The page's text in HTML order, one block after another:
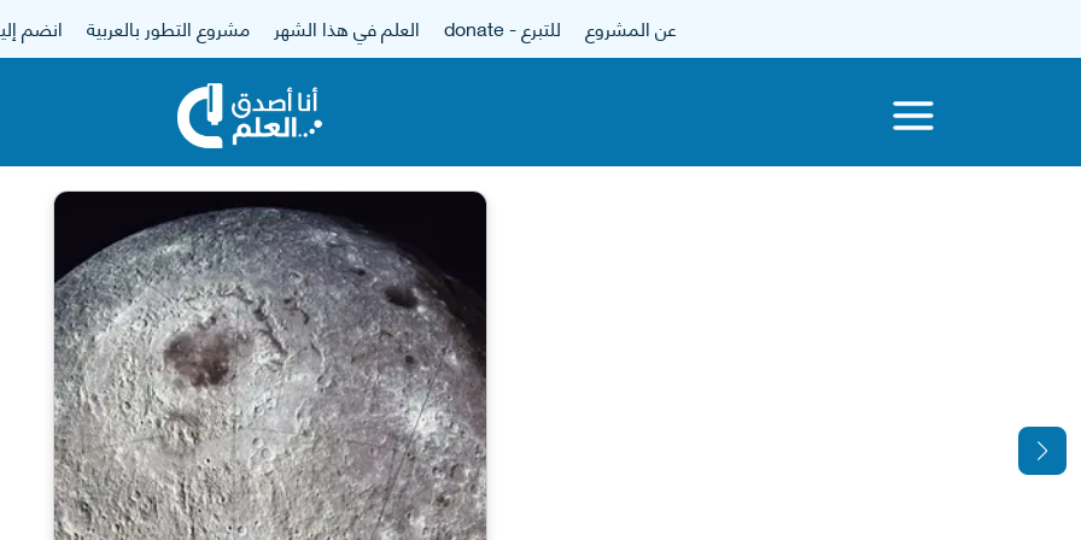
عن المشروع للتبرع - donate العلم في هذا الشهر مشروع التطور بالعربية انضم